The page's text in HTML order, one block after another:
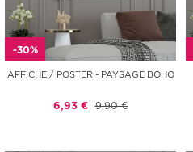
-30%
AFFICHE / POSTER - PAYSAGE BOHO
6,93 € 9,90 €